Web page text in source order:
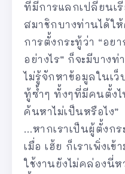
ที่มีการแลกเปลี่ยนเ
สมาชิกบางท่านได้ใ
การตั้งกระทู้ว่า “อย
อย่างไร” ก็จะมีบางท่
ไม่รู้จักหาข้อมูลในเว็
ทู้ซ้ำๆ ทั้งๆที่มีคนตั้ง
ค้นหาไม่เป็นหรือไง”
…หากเราเป็นผู้ตั้งกร
เมื่อ เฮ้ย ก็เราเพิ่งเ
ใช้งานยังไม่คล่องนี่